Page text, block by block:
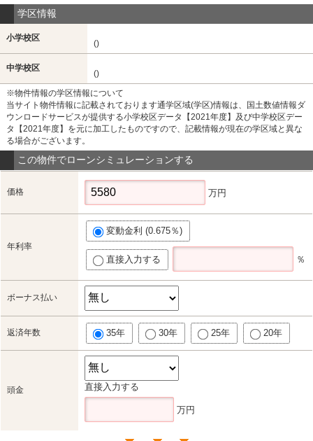
学区情報
小学校区
()
中学校区
()
※物件情報の学区情報について
当サイト物件情報に記載されております通学区域(学区)情報は、国土数値情報ダ
ウンロードサービスが提供する小学校区データ【2021年度】及び中学校区デー
タ【2021年度】を元に加工したものですので、記載情報が現在の学区域と異な
る場合がございます。
この物件でローンシミュレーションする
価格 万円
年利率
変動金利 (0.675％)
直接入力する ％
ボーナス払い
返済年数 35年 30年 25年 20年
頭金 直接入力する
万円